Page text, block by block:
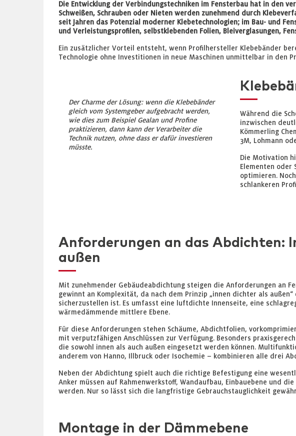
Die Entwicklung der Verbindungstechniken im Fensterbau hat in den
Schweißen, Schrauben oder Nieten werden zunehmend durch
seit Jahren das Potenzial moderner Klebetechnologien; im Bau- und
und Verleistungsprofilen, selbstklebenden Folien, Bleiverglasungen,
Ein zusätzlicher Vorteil entsteht, wenn Profilhersteller Klebebänder
Technologie ohne Investitionen in neue Maschinen unmittelbar in den
Der Charme der Lösung: wenn die Klebebänder
gleich vom Systemgeber aufgebracht werden,
wie dies zum Beispiel Gealan und Profine
praktizieren, dann kann der Verarbeiter die
Technik nutzen, ohne dass er dafür investieren
müsste.
Während die
inzwischen
Kömmerling
3M, Lohmann
Die Motivation
Elementen oder
optimieren.
schlankeren
Anforderungen an das Abdichten:
außen
Mit zunehmender Gebäudeabdichtung steigen die Anforderungen an
gewinnt an Komplexität, da nach dem Prinzip „innen dichter als außen“
sicherzustellen ist. Es umfasst eine luftdichte Innenseite, eine
wärmedämmende mittlere Ebene.
Für diese Anforderungen stehen Schäume, Abdichtfolien,
mit verputzfähigen Anschlüssen zur Verfügung. Besonders
die sowohl innen als auch außen eingesetzt werden können.
anderem von Hanno, Illbruck oder Isochemie – kombinieren alle drei
Neben der Abdichtung spielt auch die richtige Befestigung eine
Anker müssen auf Rahmenwerkstoff, Wandaufbau, Einbauebene und
werden. Nur so lässt sich die langfristige Gebrauchstauglichkeit
Montage in der Dämmebene